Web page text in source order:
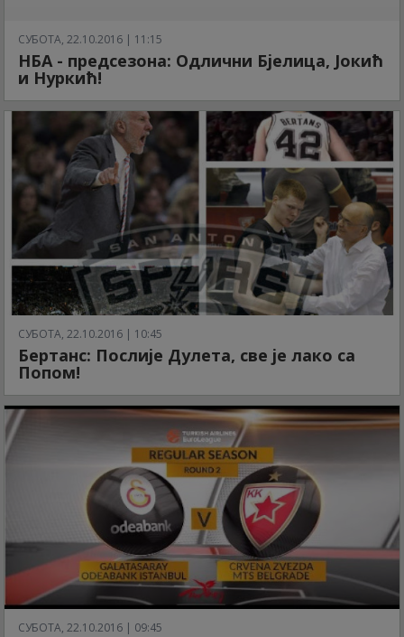
СУБОТА, 22.10.2016 | 11:15
НБА - предсезона: Одлични Бјелица, Јокић
и Нуркић!
СУБОТА, 22.10.2016 | 10:45
Бертанс: Послије Дулета, све је лако са
Попом!
СУБОТА, 22.10.2016 | 09:45